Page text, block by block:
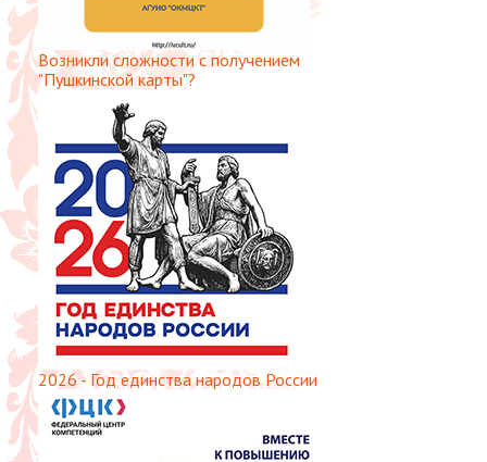
Возникли сложности с получением
"Пушкинской карты"?
2026 - Год единства народов России